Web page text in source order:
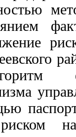
на